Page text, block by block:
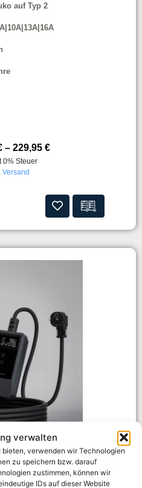
verwalten
bieten, verwenden wir Technologien
zu speichern bzw. darauf
zustimmen, können wir
IDs auf dieser Website
auf Typ 2
– 229,95 €
0% Steuer
Versand
3,7kW [7m, 6–16A] mit
EV Ladegerät für